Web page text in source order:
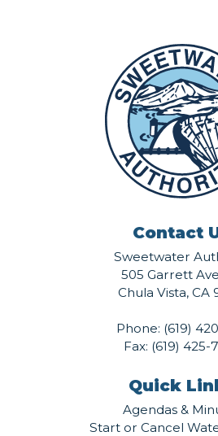
Contact
Sweetwater
505 Garrett
Chula Vista, CA
Phone: (619)
Fax: (619) 425-
Quick
Agendas &
Start or Cancel